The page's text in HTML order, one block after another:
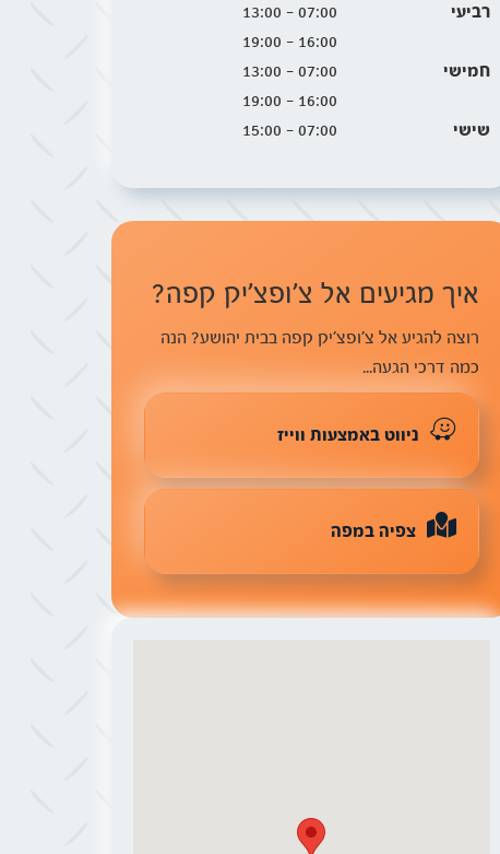
רביעי
07:00 - 13:00
16:00 - 19:00
חמישי
07:00 - 13:00
16:00 - 19:00
שישי
07:00 - 15:00
איך מגיעים אל צ׳ופצ׳יק קפה?
רוצה להגיע אל צ׳ופצ׳יק קפה בבית יהושע? הנה
כמה דרכי הגעה...
ניווט באמצעות ווייז
צפיה במפה